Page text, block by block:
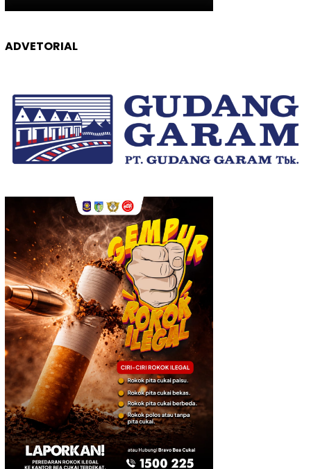
ADVETORIAL